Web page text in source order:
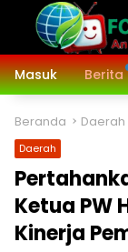
Langsung
konten
Masuk
Berita
Beranda Daerah
Daerah
Ketua PW
Kinerja